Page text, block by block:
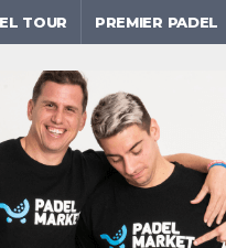
TOUR PREMIER PADEL